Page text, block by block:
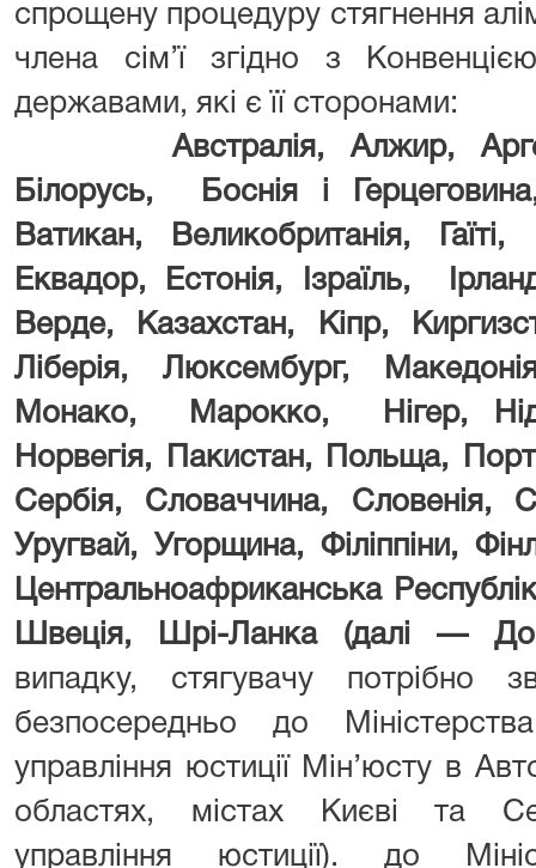
спрощену процедуру стягнення
члена сім’ї згідно з
державами, які є її сторонами:
Австралія, Алжир,
Білорусь, Боснія і
Ватикан, Великобританія,
Еквадор, Естонія, Ізраїль,
Верде, Казахстан, Кіпр,
Ліберія, Люксембург,
Монако, Марокко, Нігер,
Норвегія, Пакистан, Польща,
Сербія, Словаччина, Словенія,
Уругвай, Угорщина, Філіппіни,
Центральноафриканська
Швеція, Шрі-Ланка (далі —
випадку, стягувачу потрібно
безпосередньо до
управління юстиції Мін’юсту в
областях, містах Києві та
управління юстиції). до